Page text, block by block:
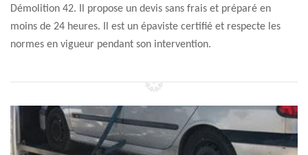
Démolition 42. Il propose un devis sans frais et préparé en
moins de 24 heures. Il est un épaviste certifié et respecte les
normes en vigueur pendant son intervention.